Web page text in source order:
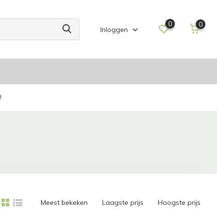
Inloggen
0 0
Meest bekeken Laagste prijs Hoogste prijs